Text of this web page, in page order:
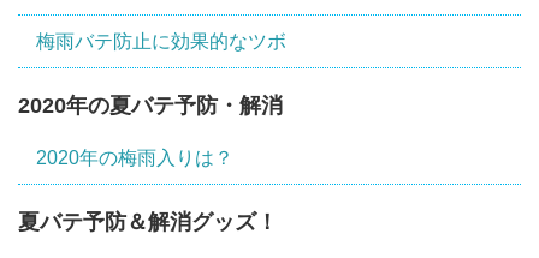
梅雨バテ防止に効果的なツボ
2020年の夏バテ予防・解消
2020年の梅雨入りは？
夏バテ予防＆解消グッズ！